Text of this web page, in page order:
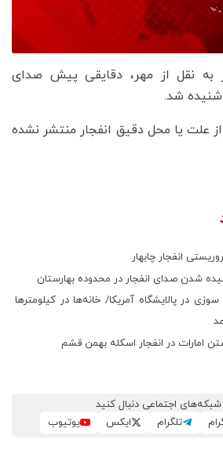
به نقل از مهر، دقایقی پیش صدای
شنیده شد.
علت یا محل دقیق انفجار منتشر نشده
انفجار چابهار
شدن صدای انفجار در محدوده بهارستان
در پالایشگاه آمریکا/ خانه‌ها در کیلومترها
امارات در انفجار اسکله بهمن قشم
شبکه‌های اجتماعی دنبال کنید
تلگرام ایکس یوتیوب